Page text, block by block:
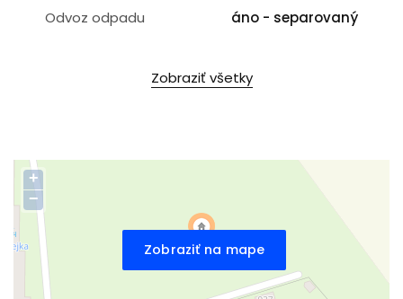
Odvoz odpadu áno - separovaný
Zobraziť všetky
Zobraziť na mape
+
−